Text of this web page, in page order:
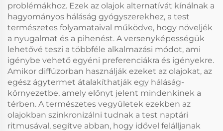
problémákhoz. Ezek az olajok alternatívát kínálnak a
hagyományos háláság gyógyszerekhez, a test
természetes folyamataival működve, hogy növeljék
a nyugalmat és a pihenést. A versenyképességük
lehetővé teszi a többféle alkalmazási módot, ami
igénybe vehető egyéni preferenciákra és igényekre.
Amikor diffúzorban használják ezeket az olajokat, az
egész ágytermet átalakíthatják egy háláság-
környezetbe, amely előnyt jelent mindenkinek a
térben. A természetes vegyületek ezekben az
olajokban szinkronizálni tudnak a test naptári
ritmusával, segítve abban, hogy idővel felálljanak